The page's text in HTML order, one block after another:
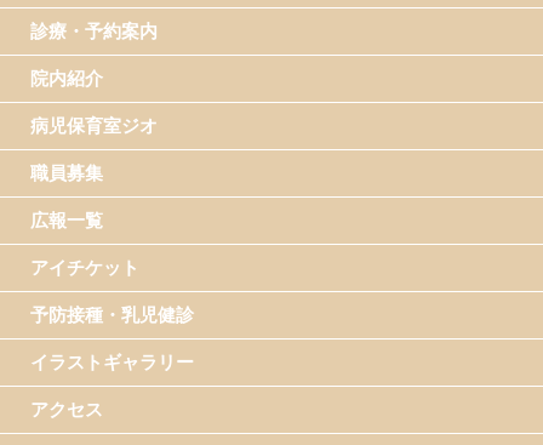
診療・予約案内
院内紹介
病児保育室ジオ
職員募集
広報一覧
アイチケット
予防接種・乳児健診
イラストギャラリー
アクセス